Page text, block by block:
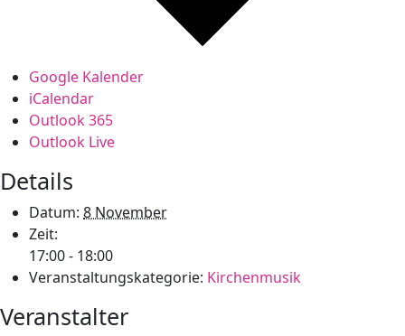
Google Kalender
iCalendar
Outlook 365
Outlook Live
Details
Datum: 8 November
Zeit:
17:00 - 18:00
Veranstaltungskategorie: Kirchenmusik
Veranstalter